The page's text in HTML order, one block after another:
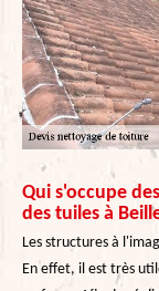
Qui s'occupe
des tuiles à
Les structures à
En effet, il est très